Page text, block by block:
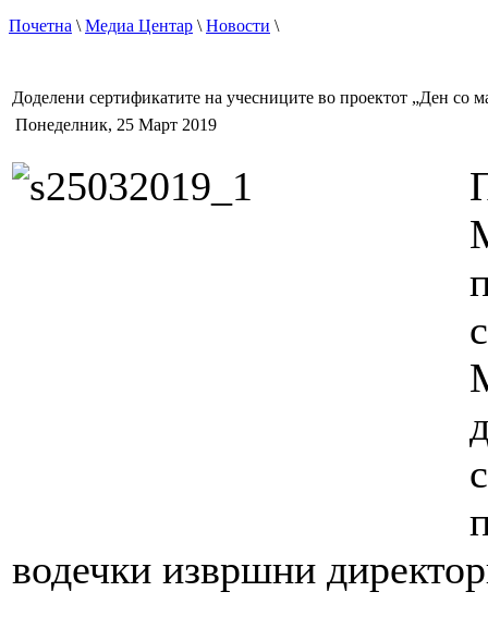
Почетна \Медиа Центар \Новости \
Доделени сертификатите на учесниците во проектот „Ден со
Понеделник, 25 Март 2019
водечки извршни